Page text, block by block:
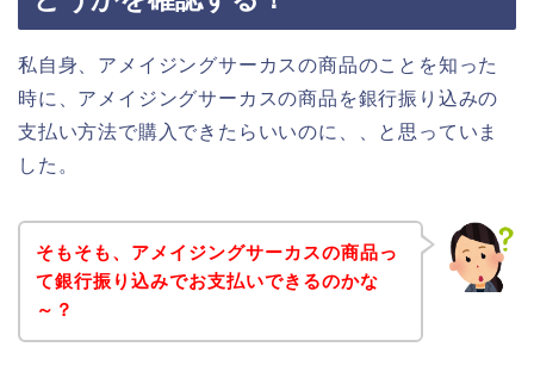
私自身、アメイジングサーカスの商品のことを知った
時に、アメイジングサーカスの商品を銀行振り込みの
支払い方法で購入できたらいいのに、、と思っていま
した。
そもそも、アメイジングサーカスの商品っ
て銀行振り込みでお支払いできるのかな
～？